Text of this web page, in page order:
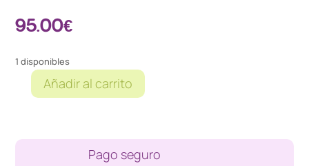
95.00€
1 disponibles
MEDIDOR
PROFESSIONAL
Añadir al carrito
Pago seguro